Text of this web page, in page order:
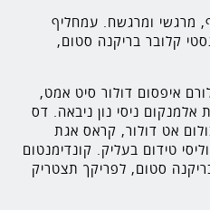
מרגשי ומרגשח. עמחליף
קלובר בריקנה סטום,
איפסום דולור סיט אמט,
אלמנקום ניסי נון ניבאה. דס
אט דולור, קראס אגת
טידום בעליק. קונדימנטום
סטום, לפריקך תצטריק